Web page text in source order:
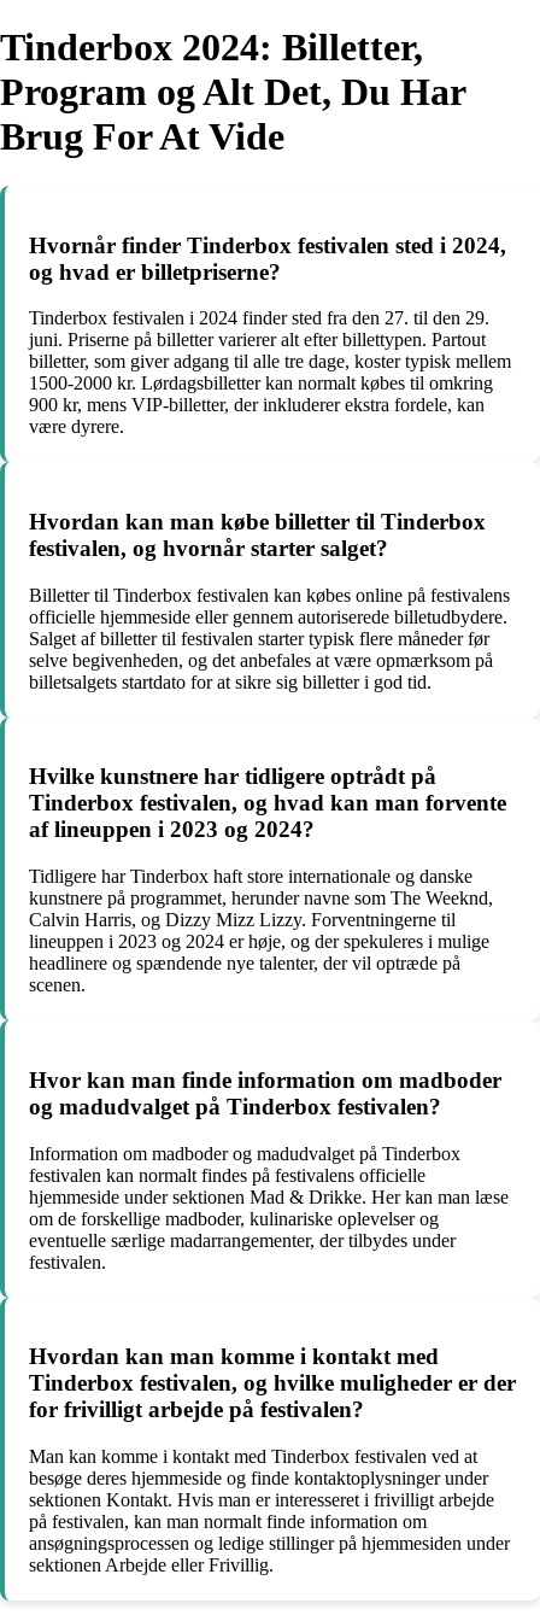
Tinderbox 2024: Billetter,
Program og Alt Det, Du Har
Brug For At Vide
Hvornår finder Tinderbox festivalen sted i 2024,
og hvad er billetpriserne?
Tinderbox festivalen i 2024 finder sted fra den 27. til den 29.
juni. Priserne på billetter varierer alt efter billettypen. Partout
billetter, som giver adgang til alle tre dage, koster typisk mellem
1500-2000 kr. Lørdagsbilletter kan normalt købes til omkring
900 kr, mens VIP-billetter, der inkluderer ekstra fordele, kan
være dyrere.
Hvordan kan man købe billetter til Tinderbox
festivalen, og hvornår starter salget?
Billetter til Tinderbox festivalen kan købes online på festivalens
officielle hjemmeside eller gennem autoriserede billetudbydere.
Salget af billetter til festivalen starter typisk flere måneder før
selve begivenheden, og det anbefales at være opmærksom på
billetsalgets startdato for at sikre sig billetter i god tid.
Hvilke kunstnere har tidligere optrådt på
Tinderbox festivalen, og hvad kan man forvente
af lineuppen i 2023 og 2024?
Tidligere har Tinderbox haft store internationale og danske
kunstnere på programmet, herunder navne som The Weeknd,
Calvin Harris, og Dizzy Mizz Lizzy. Forventningerne til
lineuppen i 2023 og 2024 er høje, og der spekuleres i mulige
headlinere og spændende nye talenter, der vil optræde på
scenen.
Hvor kan man finde information om madboder
og madudvalget på Tinderbox festivalen?
Information om madboder og madudvalget på Tinderbox
festivalen kan normalt findes på festivalens officielle
hjemmeside under sektionen Mad & Drikke. Her kan man læse
om de forskellige madboder, kulinariske oplevelser og
eventuelle særlige madarrangementer, der tilbydes under
festivalen.
Hvordan kan man komme i kontakt med
Tinderbox festivalen, og hvilke muligheder er der
for frivilligt arbejde på festivalen?
Man kan komme i kontakt med Tinderbox festivalen ved at
besøge deres hjemmeside og finde kontaktoplysninger under
sektionen Kontakt. Hvis man er interesseret i frivilligt arbejde
på festivalen, kan man normalt finde information om
ansøgningsprocessen og ledige stillinger på hjemmesiden under
sektionen Arbejde eller Frivillig.